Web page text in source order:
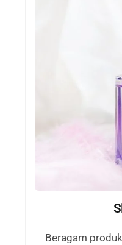
Beragam